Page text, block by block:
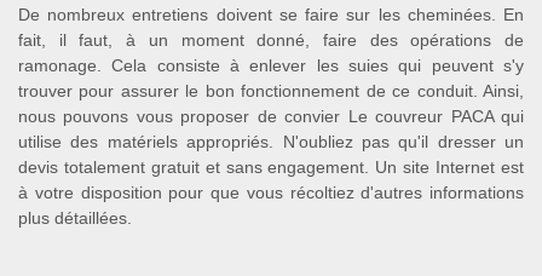
De nombreux entretiens doivent se faire sur les cheminées. En
fait, il faut, à un moment donné, faire des opérations de
ramonage. Cela consiste à enlever les suies qui peuvent s'y
trouver pour assurer le bon fonctionnement de ce conduit. Ainsi,
nous pouvons vous proposer de convier Le couvreur PACA qui
utilise des matériels appropriés. N'oubliez pas qu'il dresser un
devis totalement gratuit et sans engagement. Un site Internet est
à votre disposition pour que vous récoltiez d'autres informations
plus détaillées.